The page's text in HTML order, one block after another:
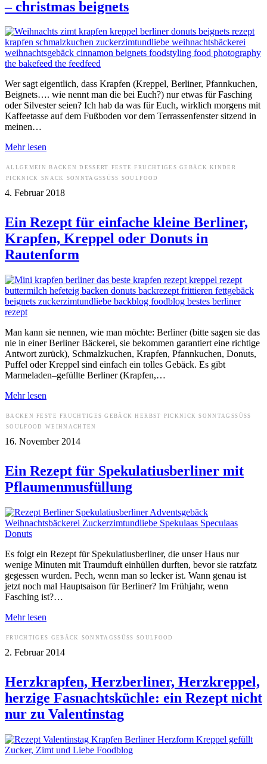
– christmas beignets
Wer sagt eigentlich, dass Krapfen (Kreppel, Berliner, Pfannkuchen,
Beignets…. wie nennt man die bei Euch?) nur etwas für Fasching
oder Silvester seien? Ich hab da was für Euch, wirklich morgens mit
Kaffeetasse auf dem Fußboden vor dem Terrassenfenster sitzend in
meinen…
Mehr lesen
ALLGEMEIN BACKEN DESSERT FESTE FRUCHTIGES GEBÄCK
KINDER
PICKNICK
SNACK SONNTAGSSÜSS SOULFOOD
4. Februar 2018
Ein Rezept für einfache kleine Berliner,
Krapfen, Kreppel oder Donuts in
Rautenform
Man kann sie nennen, wie man möchte: Berliner (bitte sagen sie das
nie in einer Berliner Bäckerei, sie bekommen garantiert eine richtige
Antwort zurück), Schmalzkuchen, Krapfen, Pfannkuchen, Donuts,
Puffel oder Kreppel sind einfach ein tolles Gebäck. Es gibt
Marmeladen–gefüllte Berliner (Krapfen,…
Mehr lesen
BACKEN FESTE FRUCHTIGES GEBÄCK HERBST PICKNICK
SONNTAGSSÜSS
SOULFOOD
WEIHNACHTEN
16. November 2014
Ein Rezept für Spekulatiusberliner mit
Pflaumenmusfüllung
Es folgt ein Rezept für Spekulatiusberliner, die unser Haus nur
wenige Minuten mit Traumduft einhüllen durften, bevor sie ratzfatz
gegessen wurden. Pech, wenn man so lecker ist. Wann genau ist
jetzt noch mal Hauptsaison für Berliner? Im Frühjahr, wenn
Fasching ist?…
Mehr lesen
FRUCHTIGES GEBÄCK SONNTAGSSÜSS SOULFOOD
2. Februar 2014
Herzkrapfen, Herzberliner, Herzkreppel,
herzige Fasnachtsküchle: ein Rezept nicht
nur zu Valentinstag